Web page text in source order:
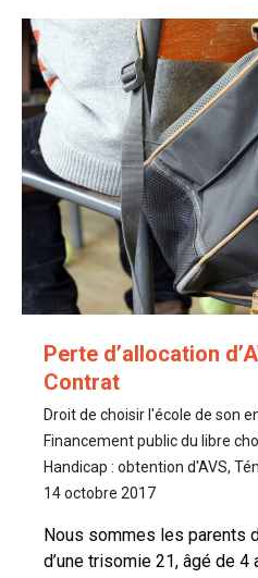
Perte d’allocation
Contrat
Droit de choisir l'école de son
Financement public du libre
Handicap : obtention d'AVS,
14 octobre 2017
Nous sommes les parents
d’une trisomie 21, âgé de 4